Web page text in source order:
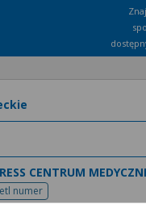
CENTRUM
numer
telefonu